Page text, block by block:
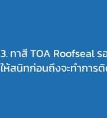
3. ทาสี TOA Roofseal ร
ให้สนิทก่อนถึงจะทำการ